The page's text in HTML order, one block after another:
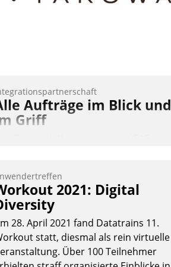
Aufträge im Blick und
Griff
Verwaltung von Aufträgen der
Instandhaltung in die SAP-
deutscher
– und
damit den Weg vom
zum Dienstleisterauftrag.
2021: Digital
28. April 2021 fand Datatrains 11.
statt, diesmal als rein virtuelle
Über 100 Teilnehmer